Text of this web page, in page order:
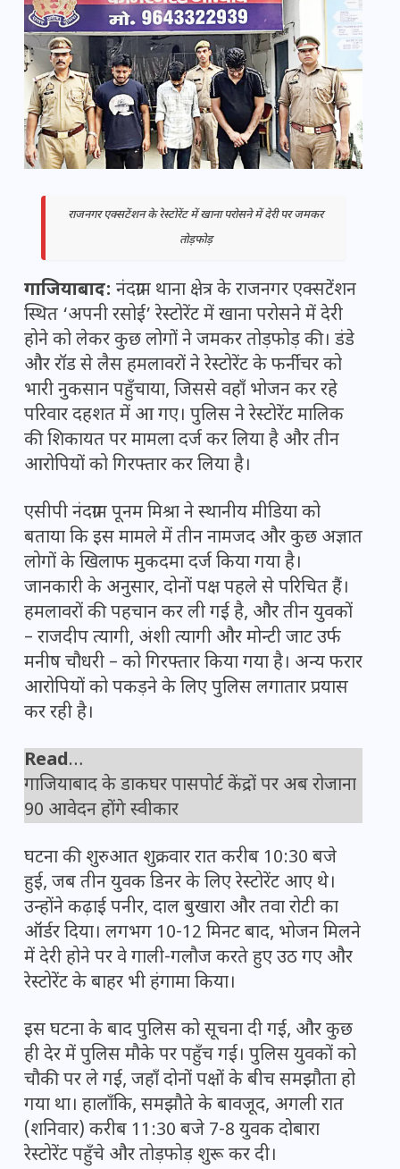
राजनगर एक्सटेंशन के रेस्टोरेंट में खाना परोसने में देरी पर जमकर
तोड़फोड़
गाजियाबाद: नंदग्राम थाना क्षेत्र के राजनगर एक्सटेंशन
स्थित ‘अपनी रसोई’ रेस्टोरेंट में खाना परोसने में देरी
होने को लेकर कुछ लोगों ने जमकर तोड़फोड़ की। डंडे
और रॉड से लैस हमलावरों ने रेस्टोरेंट के फर्नीचर को
भारी नुकसान पहुँचाया, जिससे वहाँ भोजन कर रहे
परिवार दहशत में आ गए। पुलिस ने रेस्टोरेंट मालिक
की शिकायत पर मामला दर्ज कर लिया है और तीन
आरोपियों को गिरफ्तार कर लिया है।
एसीपी नंदग्राम पूनम मिश्रा ने स्थानीय मीडिया को
बताया कि इस मामले में तीन नामजद और कुछ अज्ञात
लोगों के खिलाफ मुकदमा दर्ज किया गया है।
जानकारी के अनुसार, दोनों पक्ष पहले से परिचित हैं।
हमलावरों की पहचान कर ली गई है, और तीन युवकों
– राजदीप त्यागी, अंशी त्यागी और मोन्टी जाट उर्फ
मनीष चौधरी – को गिरफ्तार किया गया है। अन्य फरार
आरोपियों को पकड़ने के लिए पुलिस लगातार प्रयास
कर रही है।
Read…
गाजियाबाद के डाकघर पासपोर्ट केंद्रों पर अब रोजाना
90 आवेदन होंगे स्वीकार
घटना की शुरुआत शुक्रवार रात करीब 10:30 बजे
हुई, जब तीन युवक डिनर के लिए रेस्टोरेंट आए थे।
उन्होंने कढ़ाई पनीर, दाल बुखारा और तवा रोटी का
ऑर्डर दिया। लगभग 10-12 मिनट बाद, भोजन मिलने
में देरी होने पर वे गाली-गलौज करते हुए उठ गए और
रेस्टोरेंट के बाहर भी हंगामा किया।
इस घटना के बाद पुलिस को सूचना दी गई, और कुछ
ही देर में पुलिस मौके पर पहुँच गई। पुलिस युवकों को
चौकी पर ले गई, जहाँ दोनों पक्षों के बीच समझौता हो
गया था। हालाँकि, समझौते के बावजूद, अगली रात
(शनिवार) करीब 11:30 बजे 7-8 युवक दोबारा
रेस्टोरेंट पहुँचे और तोड़फोड़ शुरू कर दी।